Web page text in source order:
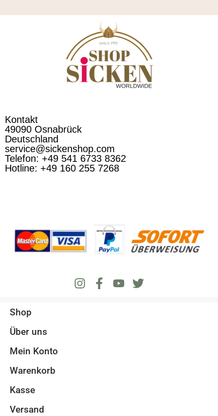
Kontakt
49090 Osnabrück
Deutschland
service@sickenshop.com
Telefon: +49 541 6733 8362
Hotline: +49 160 255 7268
Shop
Über uns
Mein Konto
Warenkorb
Kasse
Versand